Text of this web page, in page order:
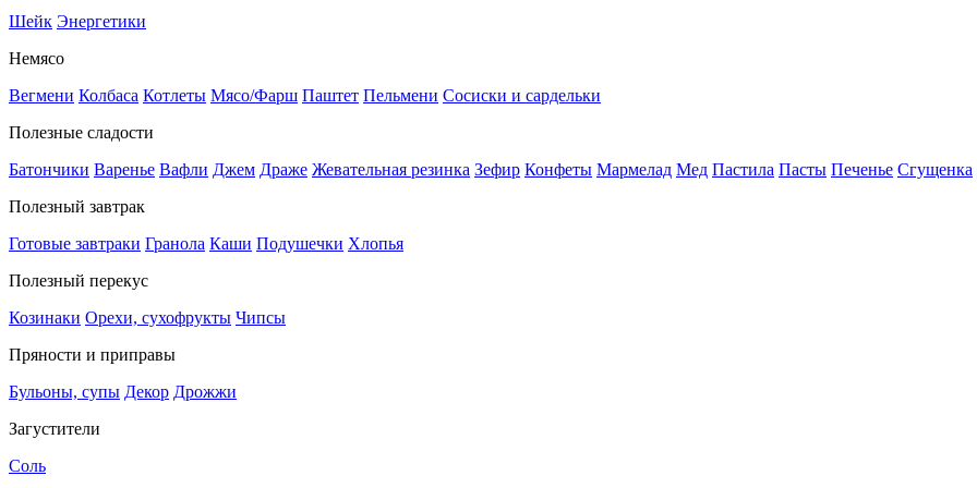
Шейк Энергетики
Немясо
Вегмени Колбаса Котлеты Мясо/Фарш Паштет Пельмени Сосиски и сардельки
Полезные сладости
Батончики Варенье Вафли Джем Драже Жевательная резинка Зефир Конфеты Мармелад Мед Пастила Пасты Печенье Сгущенка
Полезный завтрак
Готовые завтраки Гранола Каши Подушечки Хлопья
Полезный перекус
Козинаки Орехи, сухофрукты Чипсы
Пряности и приправы
Бульоны, супы Декор Дрожжи
Загустители
Соль